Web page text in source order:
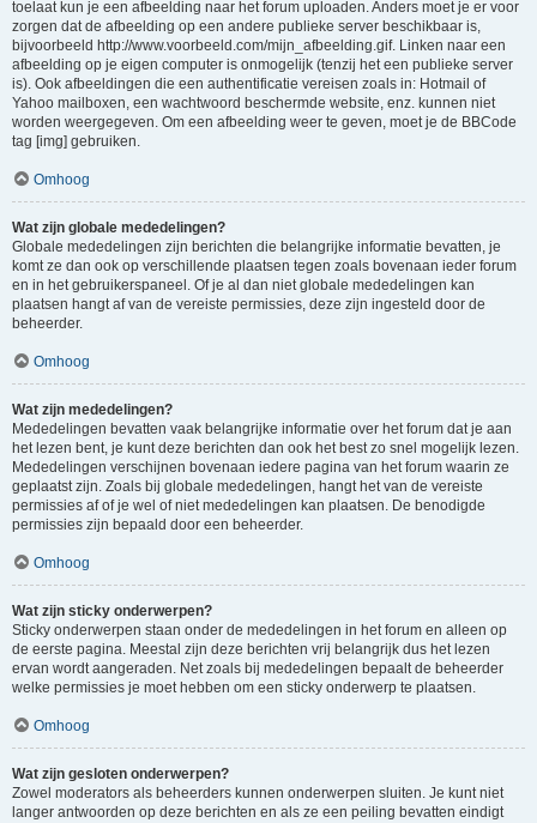
toelaat kun je een afbeelding naar het forum uploaden. Anders moet je er voor
zorgen dat de afbeelding op een andere publieke server beschikbaar is,
bijvoorbeeld http://www.voorbeeld.com/mijn_afbeelding.gif. Linken naar een
afbeelding op je eigen computer is onmogelijk (tenzij het een publieke server
is). Ook afbeeldingen die een authentificatie vereisen zoals in: Hotmail of
Yahoo mailboxen, een wachtwoord beschermde website, enz. kunnen niet
worden weergegeven. Om een afbeelding weer te geven, moet je de BBCode
tag [img] gebruiken.
Omhoog
Wat zijn globale mededelingen?
Globale mededelingen zijn berichten die belangrijke informatie bevatten, je
komt ze dan ook op verschillende plaatsen tegen zoals bovenaan ieder forum
en in het gebruikerspaneel. Of je al dan niet globale mededelingen kan
plaatsen hangt af van de vereiste permissies, deze zijn ingesteld door de
beheerder.
Omhoog
Wat zijn mededelingen?
Mededelingen bevatten vaak belangrijke informatie over het forum dat je aan
het lezen bent, je kunt deze berichten dan ook het best zo snel mogelijk lezen.
Mededelingen verschijnen bovenaan iedere pagina van het forum waarin ze
geplaatst zijn. Zoals bij globale mededelingen, hangt het van de vereiste
permissies af of je wel of niet mededelingen kan plaatsen. De benodigde
permissies zijn bepaald door een beheerder.
Omhoog
Wat zijn sticky onderwerpen?
Sticky onderwerpen staan onder de mededelingen in het forum en alleen op
de eerste pagina. Meestal zijn deze berichten vrij belangrijk dus het lezen
ervan wordt aangeraden. Net zoals bij mededelingen bepaalt de beheerder
welke permissies je moet hebben om een sticky onderwerp te plaatsen.
Omhoog
Wat zijn gesloten onderwerpen?
Zowel moderators als beheerders kunnen onderwerpen sluiten. Je kunt niet
langer antwoorden op deze berichten en als ze een peiling bevatten eindigt